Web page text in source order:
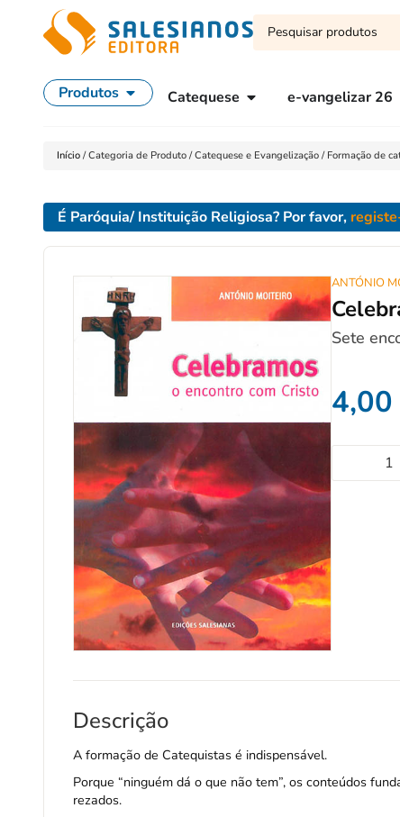
Produtos Catequese e-vangelizar 26
Início /Categoria de Produto /Catequese e Evangelização / Formação de
É Paróquia/ Instituição Religiosa? Por favor,
ANTÓNIO
Sete
Descrição
A formação de Catequistas é indispensável.
Porque “ninguém dá o que não tem”, os conteúdos
rezados.